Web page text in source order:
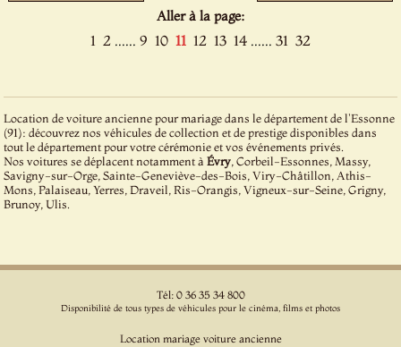
Aller à la page:
1 2 ...... 9 10 11 12 13 14 ...... 31 32
Location de voiture ancienne pour mariage dans le département de l'Essonne
(91): découvrez nos véhicules de collection et de prestige disponibles dans
tout le département pour votre cérémonie et vos événements privés.
Nos voitures se déplacent notamment àÉvry , Corbeil-Essonnes, Massy,
Savigny-sur-Orge, Sainte-Geneviève-des-Bois, Viry-Châtillon, Athis-
Mons, Palaiseau, Yerres, Draveil, Ris-Orangis, Vigneux-sur-Seine, Grigny,
Brunoy, Ulis.
Tél: 0 36 35 34 800
Disponibilité de tous types de véhicules pour le cinéma, films et photos
Location mariage voiture ancienne